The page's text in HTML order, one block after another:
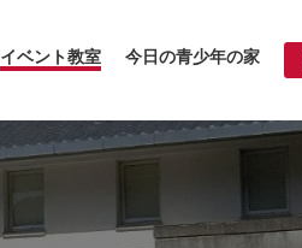
イベント教室 今日の青少年の家